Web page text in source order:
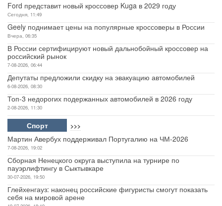
Ford представит новый кроссовер Kuga в 2029 году
Сегодня, 11:49
Geely поднимает цены на популярные кроссоверы в России
Вчера, 06:35
В России сертифицируют новый дальнобойный кроссовер на
российский рынок
7-08-2026, 06:44
Депутаты предложили скидку на эвакуацию автомобилей
6-08-2026, 08:30
Топ-3 недорогих подержанных автомобилей в 2026 году
2-08-2026, 11:30
Спорт >>>
Мартин Авербух поддерживал Португалию на ЧМ-2026
7-08-2026, 19:02
Сборная Ненецкого округа выступила на турнире по
пауэрлифтингу в Сыктывкаре
30-07-2026, 19:50
Глейхенгауз: наконец российские фигуристы смогут показать
себя на мировой арене